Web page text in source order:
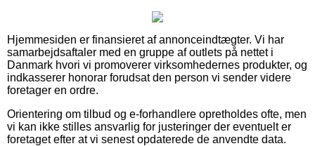
Hjemmesiden er finansieret af annonceindtægter. Vi har
samarbejdsaftaler med en gruppe af outlets på nettet i
Danmark hvori vi promoverer virksomhedernes produkter, og
indkasserer honorar forudsat den person vi sender videre
foretager en ordre.
Orientering om tilbud og e-forhandlere opretholdes ofte, men
vi kan ikke stilles ansvarlig for justeringer der eventuelt er
foretaget efter at vi senest opdaterede de anvendte data.